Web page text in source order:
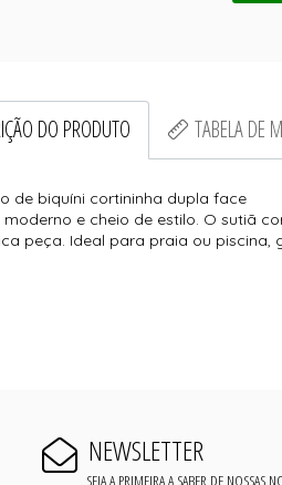
DO PRODUTO TABELA DE
de biquíni cortininha dupla face
moderno e cheio de estilo. O sutiã
peça. Ideal para praia ou
NEWSLETTER
SEJA A PRIMEIRA A SABER DE NOSSAS